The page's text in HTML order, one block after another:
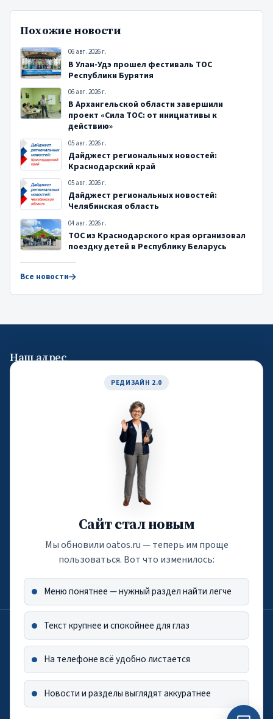
РЕДИЗАЙН 2.0
Сайт стал новым
Мы обновили oatos.ru — теперь им проще
пользоваться. Вот что изменилось:
Меню понятнее — нужный раздел найти легче
Текст крупнее и спокойнее для глаз
На телефоне всё удобно листается
Новости и разделы выглядят аккуратнее
Похожие новости
06 авг. 2026 г.
В Улан-Удэ прошел фестиваль ТОС
Республики Бурятия
06 авг. 2026 г.
В Архангельской области завершили
проект «Сила ТОС: от инициативы к
действию»
05 авг. 2026 г.
Дайджест региональных новостей:
Краснодарский край
05 авг. 2026 г.
Дайджест региональных новостей:
Челябинская область
04 авг. 2026 г.
ТОС из Краснодарского края организовал
поездку детей в Республику Беларусь
Все новости
Наш адрес
119019, город Москва, улица Новый Арбат, дом 19, офис 1404
По вопросам обучения
Телефон: +7 (916) 788-60-71
По вопросам подписки
press@oatos.ru
Лицензия на осуществление образовательной деятельности от
5.05.2022 г. (РН — Л035-01298-77/00271168)
Оператор персональных данных по приказу Роскомнадзора №181
от 13.09.2021 г.
Политика ОАТОС в отношении обработки персональных данных